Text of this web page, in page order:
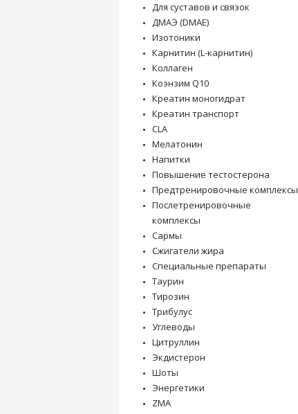
Для суставов и связок
ДМАЭ (DMAE)
Изотоники
Карнитин (L-карнитин)
Коллаген
Коэнзим Q10
Креатин моногидрат
Креатин транспорт
CLA
Мелатонин
Напитки
Повышение тестостерона
Предтренировочные комплексы
Послетренировочные
комплексы
Сармы
Сжигатели жира
Специальные препараты
Таурин
Тирозин
Трибулус
Углеводы
Цитруллин
Экдистерон
Шоты
Энергетики
ZMA